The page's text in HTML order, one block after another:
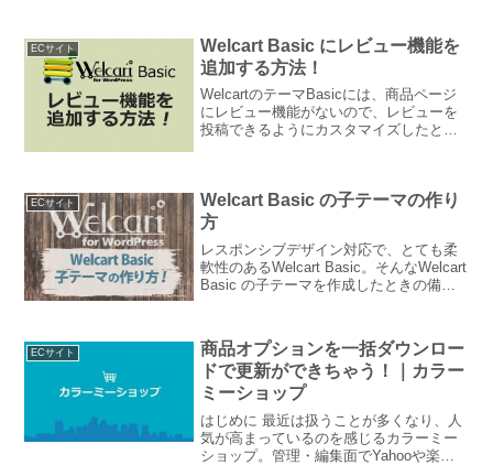
ECサイト
Welcart Basic にレビュー機能を
追加する方法！
WelcartのテーマBasicには、商品ページ
にレビュー機能がないので、レビューを
投稿できるようにカスタマイズしたとき
ECサイト
Welcart Basic の子テーマの作り
方
レスポンシブデザイン対応で、とても柔
軟性のあるWelcart Basic。そんなWelcart
Basic の子テーマを作成したときの備忘
まづいてしまったので、...
ECサイト
商品オプションを一括ダウンロー
ドで更新ができちゃう！｜カラー
ミーショップ
はじめに 最近は扱うことが多くなり、人
気が高まっているのを感じるカラーミー
ショップ。管理・編集面でYahooや楽天